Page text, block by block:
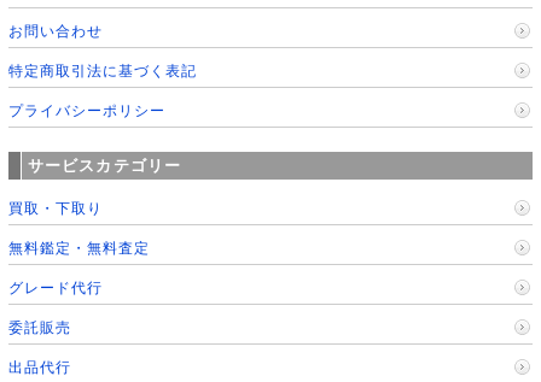
お問い合わせ
特定商取引法に基づく表記
プライバシーポリシー
サービスカテゴリー
買取・下取り
無料鑑定・無料査定
グレード代行
委託販売
出品代行